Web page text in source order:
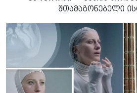
შთამაგონებელი